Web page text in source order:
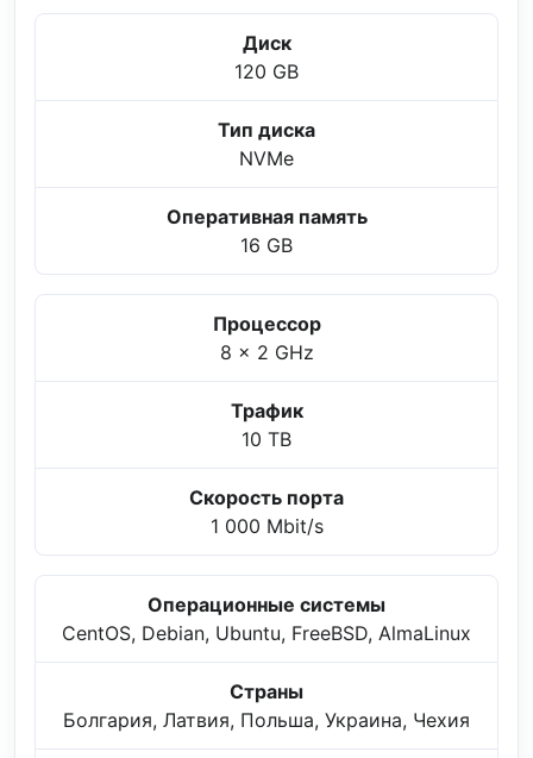
Диск
120 GB
Тип диска
NVMe
Оперативная память
16 GB
Процессор
8 x 2 GHz
Трафик
10 TB
Скорость порта
1 000 Mbit/s
Операционные системы
CentOS, Debian, Ubuntu, FreeBSD, AlmaLinux
Страны
Болгария, Латвия, Польша, Украина, Чехия